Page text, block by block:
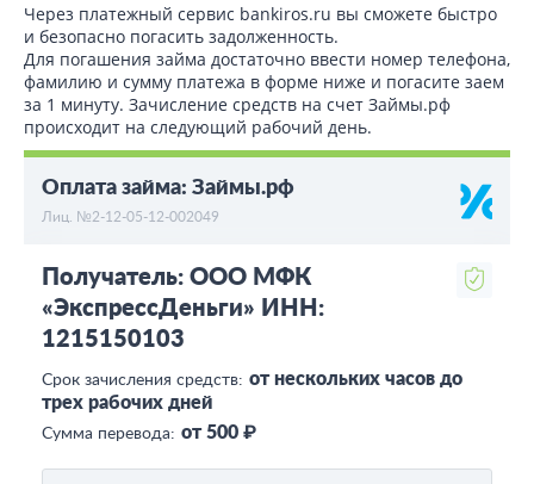
Через платежный сервис bаnkiros.ru вы сможете быстро
и безопасно погасить задолженность.
Для погашения займа достаточно ввести номер телефона,
фамилию и сумму платежа в форме ниже и погасите заем
за 1 минуту. Зачисление средств на счет Займы.рф
происходит на следующий рабочий день.